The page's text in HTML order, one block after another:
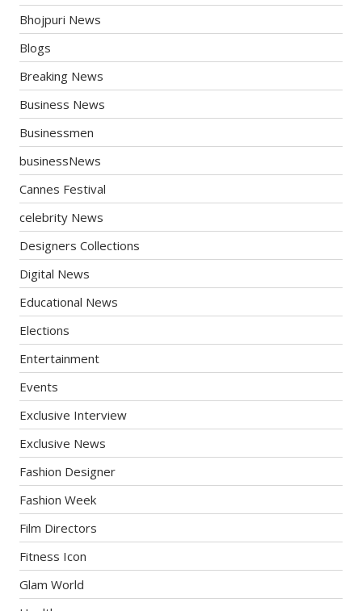
Bhojpuri News
Blogs
Breaking News
Business News
Businessmen
businessNews
Cannes Festival
celebrity News
Designers Collections
Digital News
Educational News
Elections
Entertainment
Events
Exclusive Interview
Exclusive News
Fashion Designer
Fashion Week
Film Directors
Fitness Icon
Glam World